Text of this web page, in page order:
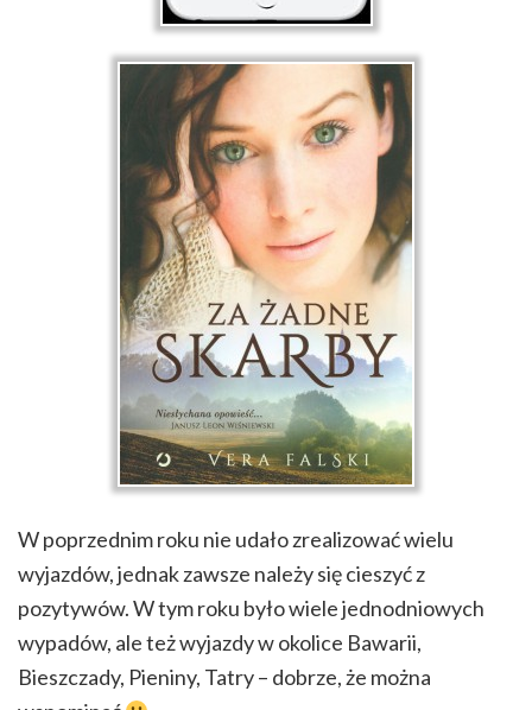
W poprzednim roku nie udało zrealizować wielu
wyjazdów, jednak zawsze należy się cieszyć z
pozytywów. W tym roku było wiele jednodniowych
wypadów, ale też wyjazdy w okolice Bawarii,
Bieszczady, Pieniny, Tatry – dobrze, że można